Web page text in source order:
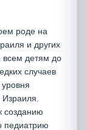
роде на
и других
всем дeтям до
случаев
созданию
педиатрию